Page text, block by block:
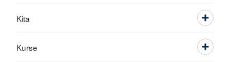
Kita
Kurse